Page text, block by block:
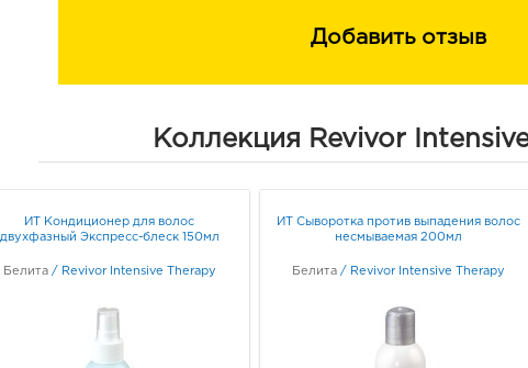
Добавить отзыв
Коллекция Revivor
ИТ Кондиционер для волос
двухфазный Экспресс-блеск 150мл
Белита / Revivor Intensive Therapy
ИТ Сыворотка против выпадения волос
несмываемая 200мл
Белита / Revivor Intensive Therapy